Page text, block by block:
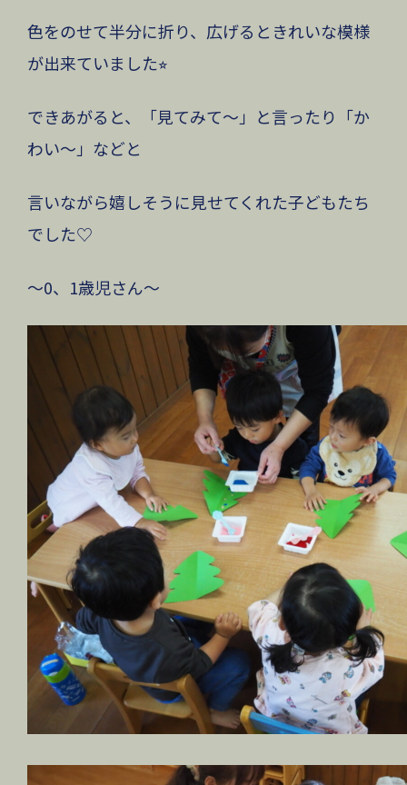
色をのせて半分に折り、広げるときれいな模様
が出来ていました⭐︎
できあがると、「見てみて〜」と言ったり「か
わい〜」などと
言いながら嬉しそうに見せてくれた子どもたち
でした♡
〜0、1歳児さん〜